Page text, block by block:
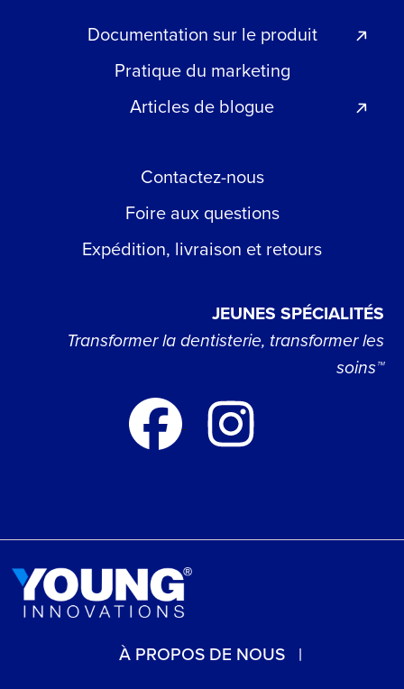
Documentation sur le produit
Pratique du marketing
Articles de blogue
Contactez-nous
Foire aux questions
Expédition, livraison et retours
JEUNES SPÉCIALITÉS
Transformer la dentisterie, transformer les
soins™
À PROPOS DE NOUS